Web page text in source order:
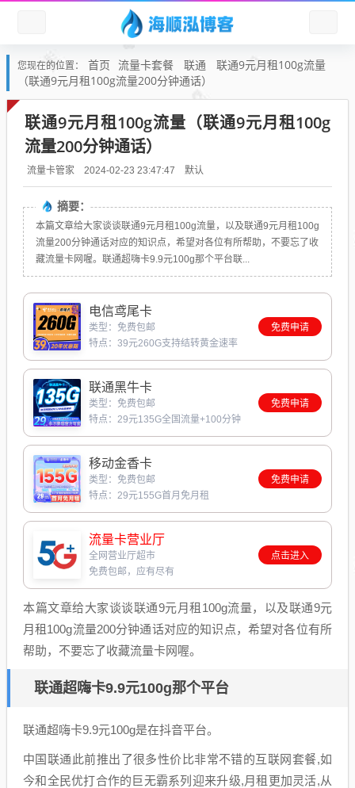
您现在的位置： 首页 流量卡套餐 联通
联通9元月租100g流量
（联通9元月租100g流量200分钟通话）
联通9元月租100g流量（联通9元月租100g
流量200分钟通话）
流量卡管家 2024-02-23 23:47:47 默认
摘要：
本篇文章给大家谈谈联通9元月租100g流量，以及联通9元月租100g
流量200分钟通话对应的知识点，希望对各位有所帮助，不要忘了收
藏流量卡网喔。联通超嗨卡9.9元100g那个平台联...
电信鸢尾卡
类型：免费包邮
特点：39元260G支持结转黄金速率
免费申请
联通黑牛卡
类型：免费包邮
特点：29元135G全国流量+100分钟
免费申请
移动金香卡
类型：免费包邮
特点：29元155G首月免月租
免费申请
流量卡营业厅
全网营业厅超市
免费包邮，应有尽有
点击进入
本篇文章给大家谈谈联通9元月租100g流量，以及联通9元
月租100g流量200分钟通话对应的知识点，希望对各位有所
帮助，不要忘了收藏流量卡网喔。
联通超嗨卡9.9元100g那个平台
联通超嗨卡9.9元100g是在抖音平台。
中国联通此前推出了很多性价比非常不错的互联网套餐,如
今和全民优打合作的巨无霸系列迎来升级,月租更加灵活,从